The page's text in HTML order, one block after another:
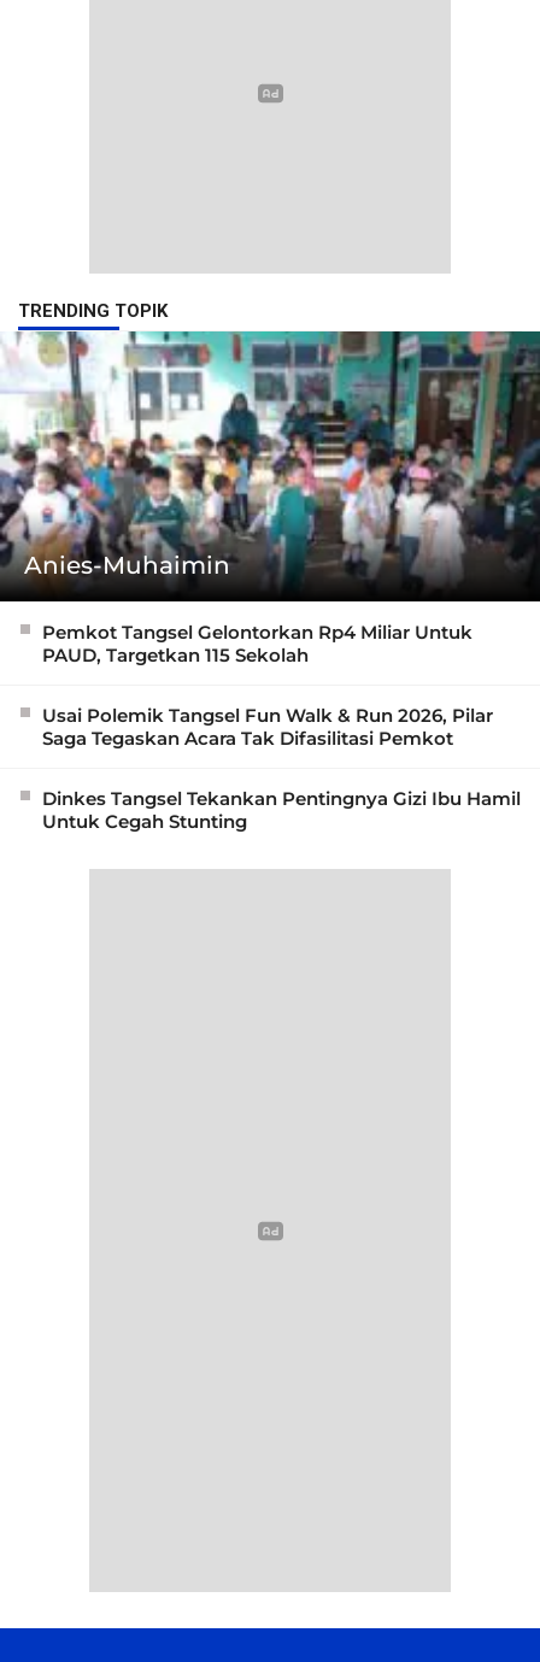
TRENDING TOPIK
Anies-Muhaimin
Pemkot Tangsel Gelontorkan Rp4 Miliar Untuk
PAUD, Targetkan 115 Sekolah
Usai Polemik Tangsel Fun Walk & Run 2026, Pilar
Saga Tegaskan Acara Tak Difasilitasi Pemkot
Dinkes Tangsel Tekankan Pentingnya Gizi Ibu Hamil
Untuk Cegah Stunting